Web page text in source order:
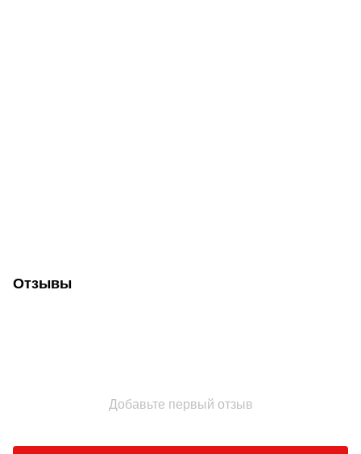
Отзывы
Добавьте первый отзыв